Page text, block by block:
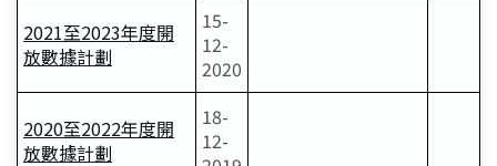
2021至2023年度開
放數據計劃
15-
12-
2020
2020至2022年度開
放數據計劃
18-
12-